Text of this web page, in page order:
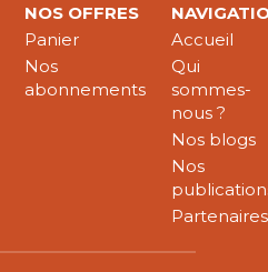
NOS OFFRES
Panier
Nos
abonnements
Accueil
Qui
sommes-
nous ?
Nos blogs
Nos
Partenaires